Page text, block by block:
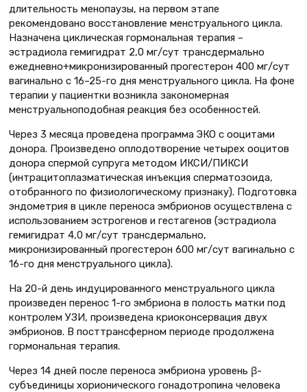
длительность менопаузы, на первом этапе
рекомендовано восстановление менструального цикла.
Назначена циклическая гормональная терапия –
эстрадиола гемигидрат 2,0 мг/сут трансдермально
ежедневно+микронизированный прогестерон 400 мг/сут
вагинально с 16–25-го дня менструального цикла. На фоне
терапии у пациентки возникла закономерная
менструальноподобная реакция без особенностей.
Через 3 месяца проведена программа ЭКО с ооцитами
донора. Произведено оплодотворение четырех ооцитов
донора спермой супруга методом ИКСИ/ПИКСИ
(интрацитоплазматическая инъекция сперматозоида,
отобранного по физиологическому признаку). Подготовка
эндометрия в цикле переноса эмбрионов осуществлена с
использованием эстрогенов и гестагенов (эстрадиола
гемигидрат 4,0 мг/сут трансдермально,
микронизированный прогестерон 600 мг/сут вагинально с
16-го дня менструального цикла).
На 20-й день индуцированного менструального цикла
произведен перенос 1-го эмбриона в полость матки под
контролем УЗИ, произведена криоконсервация двух
эмбрионов. В посттрансферном периоде продолжена
гормональная терапия.
Через 14 дней после переноса эмбриона уровень β-
субъединицы хорионического гонадотропина человека